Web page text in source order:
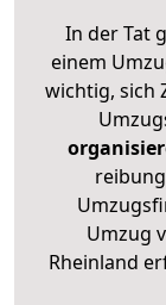
In der Tat
einem
wichtig, sich
Umzug
Rheinland